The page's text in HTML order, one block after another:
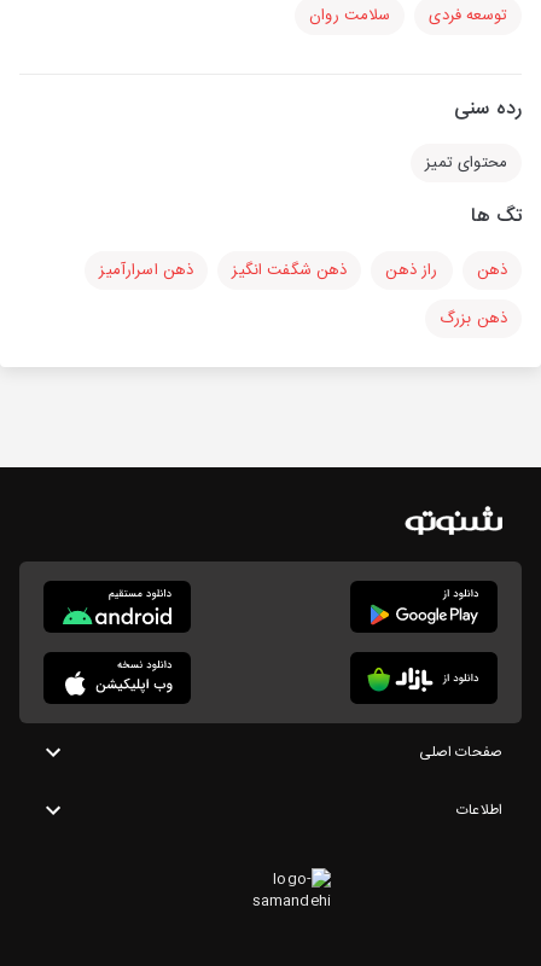
توسعه فردی سلامت روان
رده سنی
محتوای تمیز
تگ ها
ذهن راز ذهن ذهن شگفت انگیز
ذهن اسرارآمیز
ذهن بزرگ
صفحات اصلی
اطلاعات